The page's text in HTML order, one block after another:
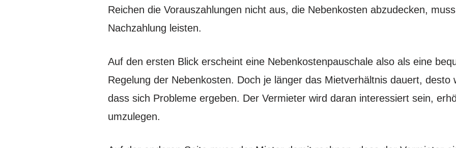
Reichen die Vorauszahlungen nicht aus, die Nebenkosten abzudecken,
Nachzahlung leisten.
Auf den ersten Blick erscheint eine Nebenkostenpauschale also als eine
Regelung der Nebenkosten. Doch je länger das Mietverhältnis dauert, desto
dass sich Probleme ergeben. Der Vermieter wird daran interessiert sein,
umzulegen.